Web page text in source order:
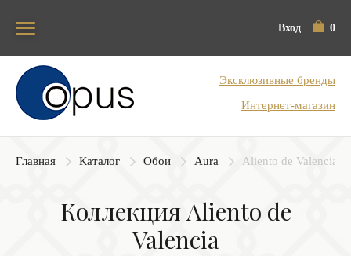
Вход 0
Блок поиска
Эксклюзивные бренды
Интернет-магазин
Главная Каталог Обои Aura Aliento de Valencia
Коллекция Aliento de
Valencia